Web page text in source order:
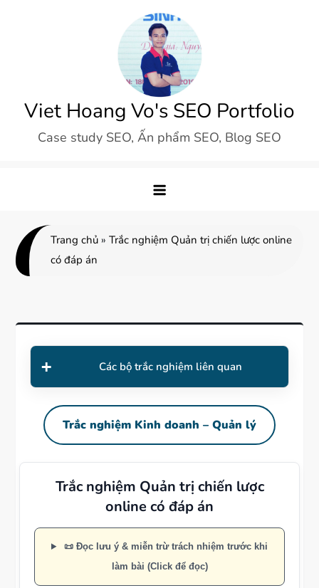
Viet Hoang Vo's SEO Portfolio
Case study SEO, Ấn phẩm SEO, Blog SEO
Trang chủ »Trắc nghiệm Quản trị chiến lược online
có đáp án
Các bộ trắc nghiệm liên quan
Trắc nghiệm Kinh doanh – Quản lý
Trắc nghiệm Quản trị chiến lược
online có đáp án
📜 Đọc lưu ý & miễn trừ trách nhiệm trước khi
làm bài (Click để đọc)